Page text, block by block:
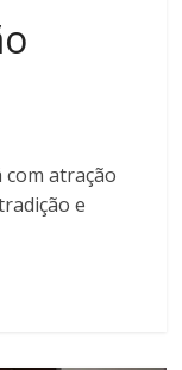
atração
e